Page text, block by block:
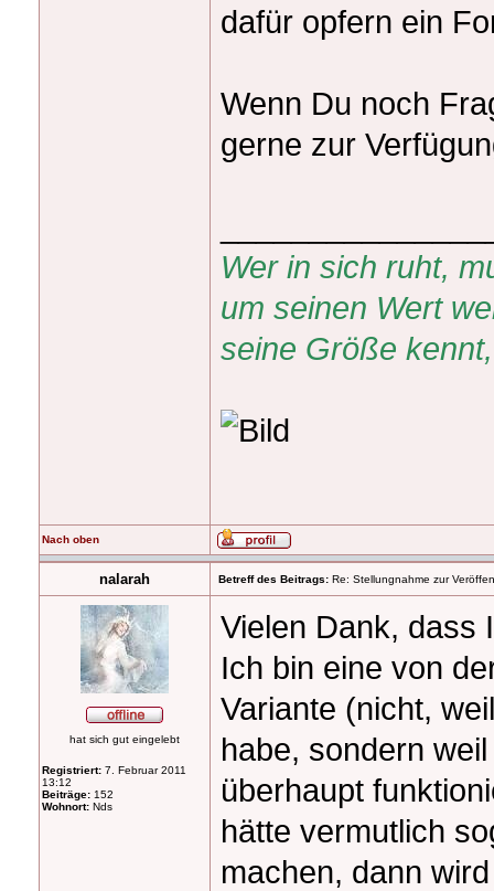
dafür opfern ein
Wenn Du noch
gerne zur
Wer in sich ruht,
um seinen Wert
seine Größe
Nach oben
nalarah Betreff des Beitrags: Re: Stellungnahme zur
hat sich gut eingelebt
Registriert: 7. Februar 2011
13:12
Beiträge: 152
Wohnort: Nds
Vielen Dank, dass
Ich bin eine von
Variante (nicht,
habe, sondern
überhaupt
hätte vermutlich
machen, dann